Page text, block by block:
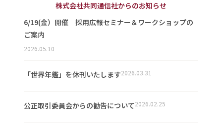
株式会社共同通信社からのお知らせ
6/19(金）開催 採用広報セミナー＆ワークショップの
ご案内
2026.05.10
「世界年鑑」を休刊いたします2026.03.31
公正取引委員会からの勧告について2026.02.25